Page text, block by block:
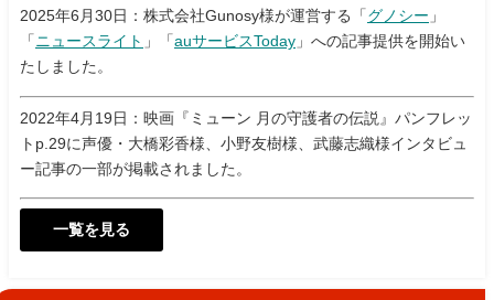
2025年6月30日：株式会社Gunosy様が運営する「 グノシー 」
「 ニュースライト 」「 auサービスToday 」への記事提供を開始い
たしました。
2022年4月19日：映画『ミューン 月の守護者の伝説』パンフレッ
トp.29に声優・大橋彩香様、小野友樹様、武藤志織様インタビュ
ー記事の一部が掲載されました。
一覧を見る